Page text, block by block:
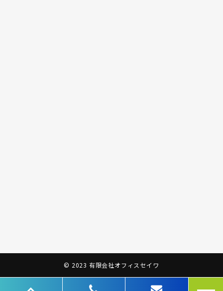
© 2023 有限会社オフィスセイワ